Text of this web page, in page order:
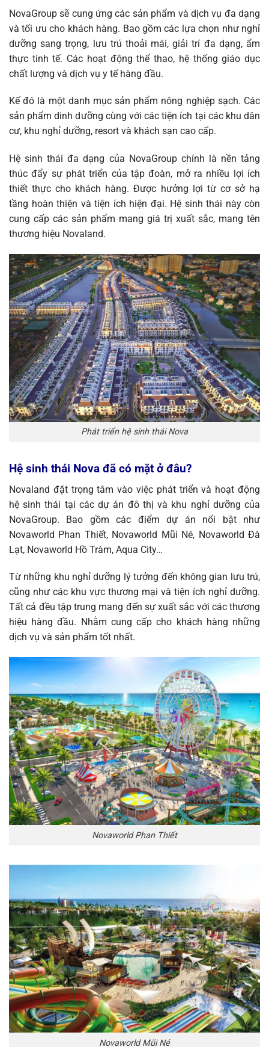
NovaGroup sẽ cung ứng các sản phẩm và dịch vụ đa dạng
và tối ưu cho khách hàng. Bao gồm các lựa chọn như nghỉ
dưỡng sang trọng, lưu trú thoải mái, giải trí đa dạng, ẩm
thực tinh tế. Các hoạt động thể thao, hệ thống giáo dục
chất lượng và dịch vụ y tế hàng đầu.
Kế đó là một danh mục sản phẩm nông nghiệp sạch. Các
sản phẩm dinh dưỡng cùng với các tiện ích tại các khu dân
cư, khu nghỉ dưỡng, resort và khách sạn cao cấp.
Hệ sinh thái đa dạng của NovaGroup chính là nền tảng
thúc đẩy sự phát triển của tập đoàn, mở ra nhiều lợi ích
thiết thực cho khách hàng. Được hưởng lợi từ cơ sở hạ
tầng hoàn thiện và tiện ích hiện đại. Hệ sinh thái này còn
cung cấp các sản phẩm mang giá trị xuất sắc, mang tên
thương hiệu Novaland.
Phát triển hệ sinh thái Nova
Hệ sinh thái Nova đã có mặt ở đâu?
Novaland đặt trọng tâm vào việc phát triển và hoạt động
hệ sinh thái tại các dự án đô thị và khu nghỉ dưỡng của
NovaGroup. Bao gồm các điểm dự án nổi bật như
Novaworld Phan Thiết, Novaworld Mũi Né, Novaworld Đà
Lạt, Novaworld Hồ Tràm, Aqua City…
Từ những khu nghỉ dưỡng lý tưởng đến không gian lưu trú,
cũng như các khu vực thương mại và tiện ích nghỉ dưỡng.
Tất cả đều tập trung mang đến sự xuất sắc với các thương
hiệu hàng đầu. Nhằm cung cấp cho khách hàng những
dịch vụ và sản phẩm tốt nhất.
Novaworld Phan Thiết
Novaworld Mũi Né